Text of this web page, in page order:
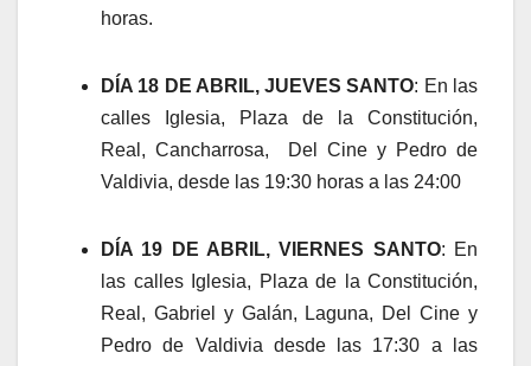
horas.
DÍA 18 DE ABRIL, JUEVES SANTO: En las
calles Iglesia, Plaza de la Constitución,
Real, Cancharrosa, Del Cine y Pedro de
Valdivia, desde las 19:30 horas a las 24:00
DÍA 19 DE ABRIL, VIERNES SANTO: En
las calles Iglesia, Plaza de la Constitución,
Real, Gabriel y Galán, Laguna, Del Cine y
Pedro de Valdivia desde las 17:30 a las